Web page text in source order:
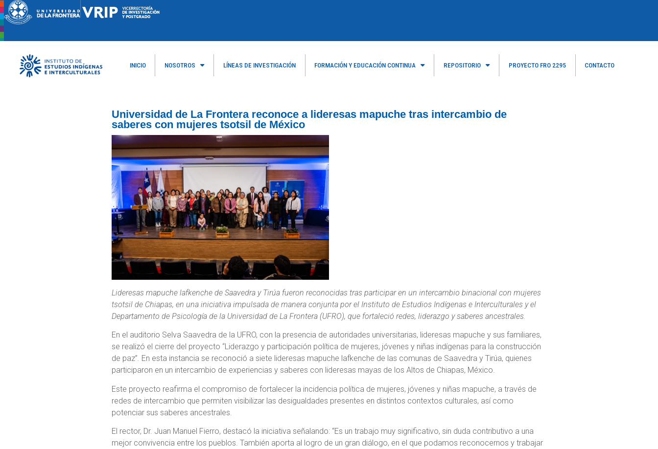
INICIO NOSOTROS LÍNEAS DE INVESTIGACIÓN FORMACIÓN Y EDUCACIÓN CONTINUA REPOSITORIO PROYECTO FRO 2295 CONTACTO
Universidad de La Frontera reconoce a lideresas mapuche tras intercambio de
saberes con mujeres tsotsil de México
Lideresas mapuche lafkenche de Saavedra y Tirúa fueron reconocidas tras participar en un intercambio binacional con mujeres
tsotsil de Chiapas, en una iniciativa impulsada de manera conjunta por el Instituto de Estudios Indígenas e Interculturales y el
Departamento de Psicología de la Universidad de La Frontera (UFRO), que fortaleció redes, liderazgo y saberes ancestrales.
En el auditorio Selva Saavedra de la UFRO, con la presencia de autoridades universitarias, lideresas mapuche y sus familiares,
se realizó el cierre del proyecto “Liderazgo y participación política de mujeres, jóvenes y niñas indígenas para la construcción
de paz”. En esta instancia se reconoció a siete lideresas mapuche lafkenche de las comunas de Saavedra y Tirúa, quienes
participaron en un intercambio de experiencias y saberes con lideresas mayas de los Altos de Chiapas, México.
Este proyecto reafirma el compromiso de fortalecer la incidencia política de mujeres, jóvenes y niñas mapuche, a través de
redes de intercambio que permiten visibilizar las desigualdades presentes en distintos contextos culturales, así como
potenciar sus saberes ancestrales.
El rector, Dr. Juan Manuel Fierro, destacó la iniciativa señalando: “Es un trabajo muy significativo, sin duda contributivo a una
mejor convivencia entre los pueblos. También aporta al logro de un gran diálogo, en el que podamos reconocernos y trabajar